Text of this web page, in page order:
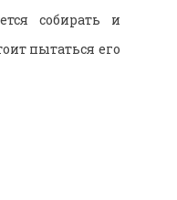
собирать и
пытаться его